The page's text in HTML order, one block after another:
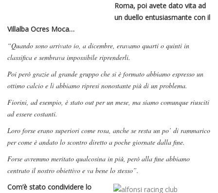
Roma, poi avete dato vita ad
un duello entusiasmante con il
Villalba Ocres Moca…
“Quando sono arrivato io, a dicembre, eravamo quarti o quinti in
classifica e sembrava impossibile riprenderli.
Poi però grazie al grande gruppo che si è formato abbiamo espresso un
ottimo calcio e li abbiamo ripresi nonostante più di un problema.
Fiorini, ad esempio, è stato out per un mese, ma siamo comunque riusciti
ad essere costanti.
Loro forse erano superiori come rosa, anche se resta un po’ di rammarico
per come è andato lo scontro diretto a poche giornate dalla fine.
Forse avremmo meritato qualcosina in più, però alla fine abbiamo
centrato il nostro obiettivo e va bene lo stesso”.
Com’è stato condividere lo